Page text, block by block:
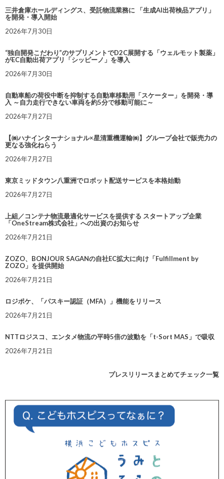
三井倉庫ホールディングス、受託物流業務に 「生成AI出荷検品アプリ」
を開発・導入開始
2026年7月30日
“独自開発こだわり”のサプリメントでD2C展開する「ウェルモット製薬」
がEC自動出荷アプリ「シッピーノ」を導入
2026年7月30日
自動車船の荷役中断を抑制する自動車移動用「スケーター」を開発・導
入 ～自力走行できない車両を約5分で移動可能に～
2026年7月27日
【㈱ハナインターナショナル×星清重機運輸㈱】グループ会社で販売力の
更なる強化ねらう
2026年7月27日
東京ミッドタウン八重洲でロボット配送サービスを本格始動
2026年7月27日
上組／コンテナ物流最適化サービスを提供する スタートアップ企業
「OneStream株式会社」への出資のお知らせ
2026年7月21日
ZOZO、BONJOUR SAGANの自社EC拡大に向け「Fulfillment by
ZOZO」を提供開始
2026年7月21日
ロジポケ、「パスキー認証（MFA）」機能をリリース
2026年7月21日
NTTロジスコ、エンタメ物流の平時5倍の波動を「t-Sort MAS」で吸収
2026年7月21日
プレスリリースまとめてチェック一覧